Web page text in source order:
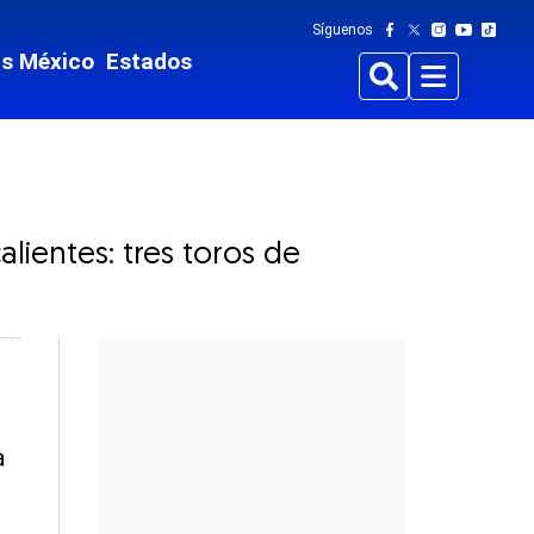
México Estados
Síguenos
BuscarMenu
tres toros de